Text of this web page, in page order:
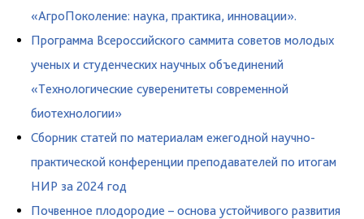
«АгроПоколение: наука, практика, инновации».
Программа Всероссийского саммита советов молодых
ученых и студенческих научных объединений
«Технологические суверенитеты современной
биотехнологии»
Сборник статей по материалам ежегодной научно-
практической конференции преподавателей по итогам
НИР за 2024 год
Почвенное плодородие – основа устойчивого развития